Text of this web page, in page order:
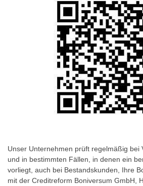
Unser Unternehmen prüft regelmäßig bei
und in bestimmten Fällen, in denen ein
vorliegt, auch bei Bestandskunden, Ihre
mit der Creditreform Boniversum GmbH,